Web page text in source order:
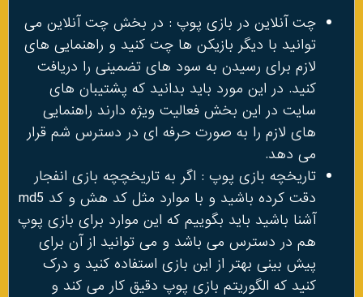
چت آنلاین در بازی پوپ : در بخش چت آنلاین می
توانید با دیگر بازیکن ها چت کنید و راهنمایی های
لازم برای رسیدن به سود های تضمینی را دریافت
کنید. در این مورد باید بدانید که پشتیبان های
سایت در این بخش فعالیت ویژه دارند راهنمایی
های لازم را به صورت حرفه ای در دسترس شم قرار
می دهد.
تاریخچه بازی پوپ : اگر به تاریخچچه بازی انفجار
دقت کرده باشید و با موارد مثل کد هش و کد md5
آشنا باشید باید بگوییم که این موارد برای بازی پوپ
هم در دسترس می باشد و می توانید از آن برای
پیش بینی بهتر از این بازی استفاده کنید و درک
کنید که الگوریتم بازی پوپ دقیق کار می کند و